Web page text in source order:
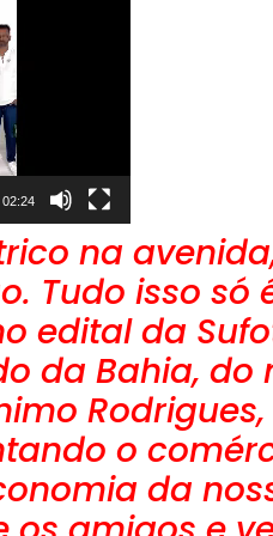
02:24
na
Tudo isso só
edital da
da Bahia, do
o
da